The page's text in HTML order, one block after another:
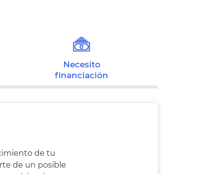
Necesito
financiación
de tu
de un posible